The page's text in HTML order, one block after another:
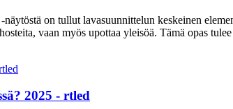
on tullut lavasuunnittelun keskeinen
vaan myös upottaa yleisöä. Tämä opas
2025 - rtled